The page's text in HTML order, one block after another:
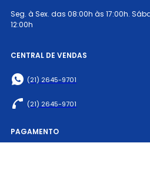
Seg. à Sex. das 08:00h às 17:00h.
12:00h
CENTRAL DE VENDAS
(21) 2645-9701
(21) 2645-9701
PAGAMENTO